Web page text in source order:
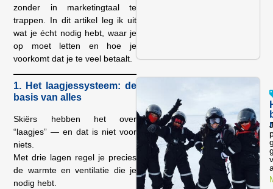
zonder in marketingtaal te
trappen. In dit artikel leg ik uit
wat je écht nodig hebt, waar je
op moet letten en hoe je
voorkomt dat je te veel betaalt.
1. Het laagjessysteem: de
basis van alles
Skiërs hebben het over
“laagjes” — en dat is niet voor
niets.
Met drie lagen regel je precies
de warmte en ventilatie die je
nodig hebt.